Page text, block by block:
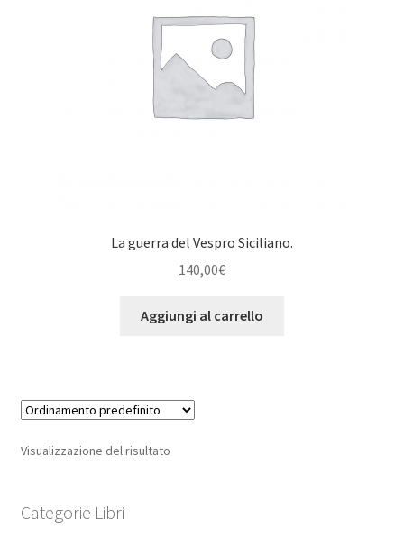
La guerra del Vespro Siciliano.
140,00€
Aggiungi al carrello
Visualizzazione del risultato
Categorie Libri